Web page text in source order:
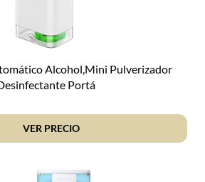
Alcohol,Mini Pulverizador
Portá
VER PRECIO